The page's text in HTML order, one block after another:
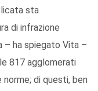
sta
di infrazione
– ha spiegato Vita –
817 agglomerati
di questi, ben